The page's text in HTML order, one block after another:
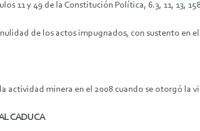
y 49 de la Constitución Política, 6.3, 11, 13,
de los actos impugnados, con sustento en el
actividad minera en el 2008 cuando se otorgó la
CADUCA